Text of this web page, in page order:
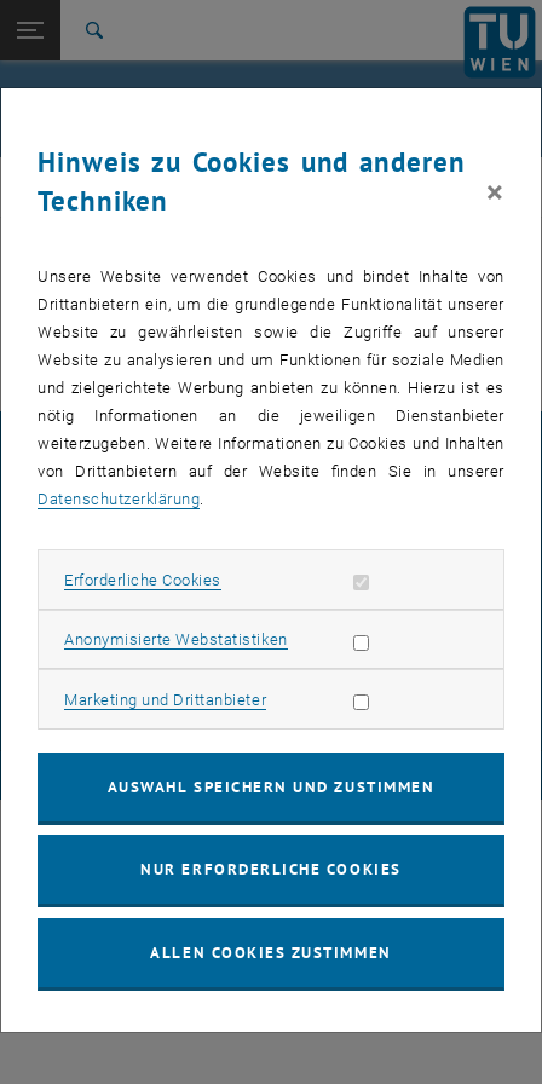
TU Login
Studium
International
Zur 1. Menü Ebene
E307-02-1-Forschungsgruppe Maschinenelemente und
Luftfahrtgetriebe
Zurück: Subseiten von E307-02-1-Forschungsgruppe
Maschinenelemente und
Luftfahrtgetriebe
Veranstaltungen
MEL
VERANSTALTUNGEN VOM 15. JULI 2026
Es gibt keine Veranstaltungen in der aktuellen Ansicht.
IMPRESSUM
COOKIEEINSTELLUNGEN
Hinweis zu Cookies und anderen
Techniken
×
Unsere Website verwendet Cookies und bindet Inhalte von
Drittanbietern ein, um die grundlegende Funktionalität unserer
Website zu gewährleisten sowie die Zugriffe auf unserer
Website zu analysieren und um Funktionen für soziale Medien
und zielgerichtete Werbung anbieten zu können. Hierzu ist es
nötig Informationen an die jeweiligen Dienstanbieter
weiterzugeben. Weitere Informationen zu Cookies und Inhalten
von Drittanbietern auf der Website finden Sie in unserer
Datenschutzerklärung.
Erforderliche Cookies Erforderliche Cookies zulassen
Anonymisierte WebstatistikenStatistik Cookies zulassen
Marketing und DrittanbieterMarketing Cookies zulassen
AUSWAHL SPEICHERN UND ZUSTIMMEN
NUR ERFORDERLICHE COOKIES
ALLEN COOKIES ZUSTIMMEN